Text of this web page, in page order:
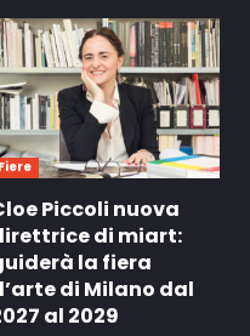
Fiere
Piccoli nuova
di miart:
la fiera
di Milano dal
al 2029